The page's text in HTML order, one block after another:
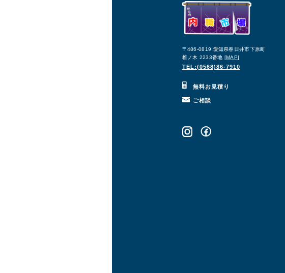
〒486-0819 愛知県春日井市下原町
椎ノ木 2233番地 [MAP]
TEL:(0568)86-7910
無料お見積り
ご相談